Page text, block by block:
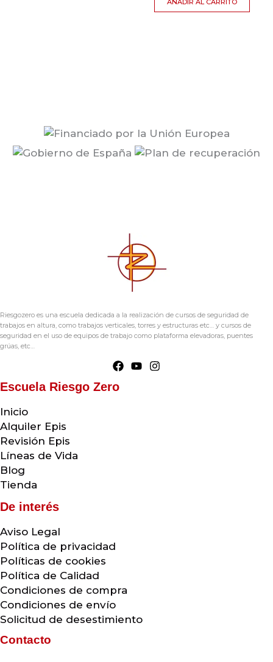
Riesgozero es una escuela dedicada a la realización de cursos de seguridad de
trabajos en altura, como trabajos verticales, torres y estructuras etc… y cursos de
seguridad en el uso de equipos de trabajo como plataforma elevadoras, puentes
grúas, etc…
Escuela Riesgo Zero
Inicio
Alquiler Epis
Revisión Epis
Líneas de Vida
Blog
Tienda
De interés
Aviso Legal
Política de privacidad
Políticas de cookies
Política de Calidad
Condiciones de compra
Condiciones de envío
Solicitud de desestimiento
Contacto